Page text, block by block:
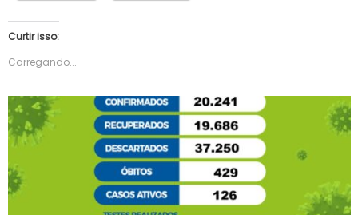
Curtir isso:
Carregando...